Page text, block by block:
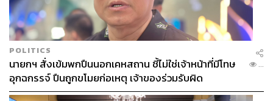
POLITICS
นายกฯ สั่งเข้มพกปืนนอกเคหสถาน ชี้ไม่ใช่เจ้าหน้าที่มีโทษ
อุกฉกรรจ์ ปืนถูกขโมยก่อเหตุ เจ้าของร่วมรับผิด
...